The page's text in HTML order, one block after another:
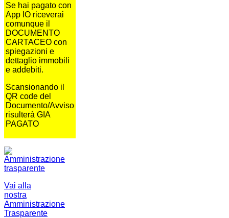
Se hai pagato con
App IO riceverai
comunque il
DOCUMENTO
CARTACEO con
spiegazioni e
dettaglio immobili
e addebiti.
Scansionando il
QR code del
Documento/Avviso
risulterà GIA
PAGATO
Vai alla
nostra
Amministrazione
Trasparente